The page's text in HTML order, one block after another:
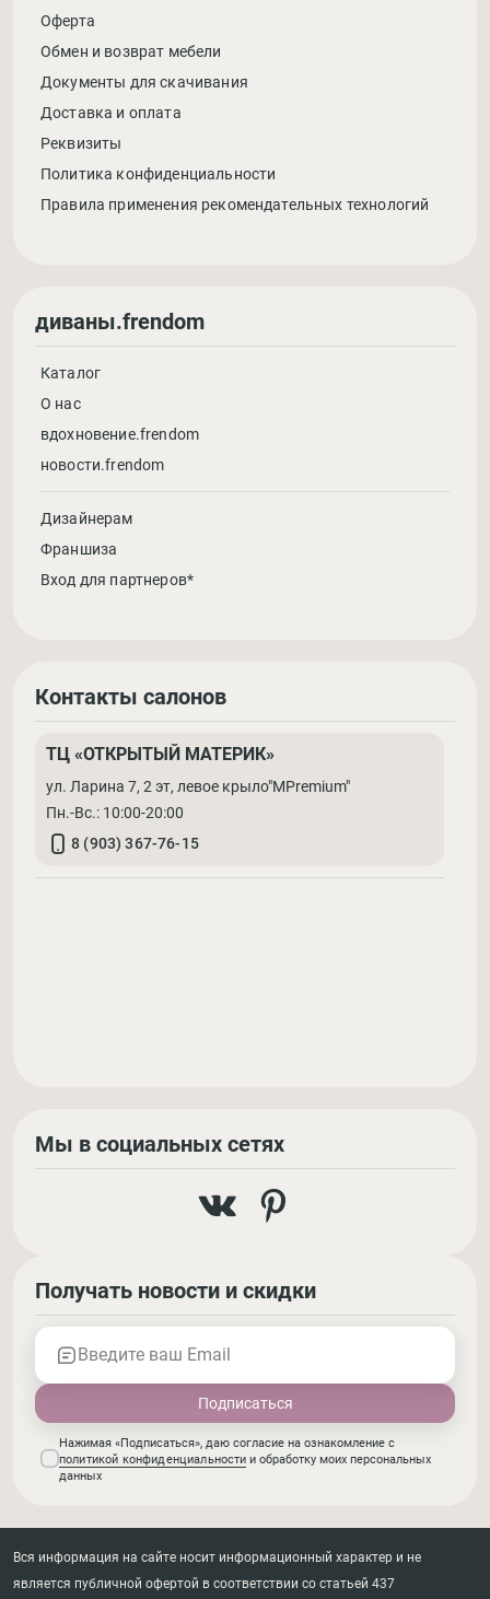
Оферта
Обмен и возврат мебели
Документы для скачивания
Доставка и оплата
Реквизиты
Политика конфиденциальности
Правила применения рекомендательных технологий
диваны.frendom
Каталог
О нас
вдохновение.frendom
новости.frendom
Дизайнерам
Франшиза
Вход для партнеров*
Контакты салонов
ТЦ «ОТКРЫТЫЙ МАТЕРИК»
ул. Ларина 7, 2 эт, левое крыло"MPremium"
Пн.-Вс.: 10:00-20:00
8 (903) 367-76-15
Мы в социальных сетях
Получать новости и скидки
Введите ваш Email
Нажимая «Подписаться», даю согласие на ознакомление с
политикой конфиденциальности и обработку моих персональных
данных
Вся информация на сайте носит информационный характер и не
является публичной офертой в соответствии со статьей 437